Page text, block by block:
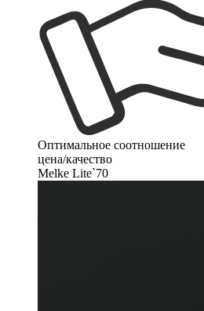
Оптимальное соотношение
цена/качество
Melke Lite`70